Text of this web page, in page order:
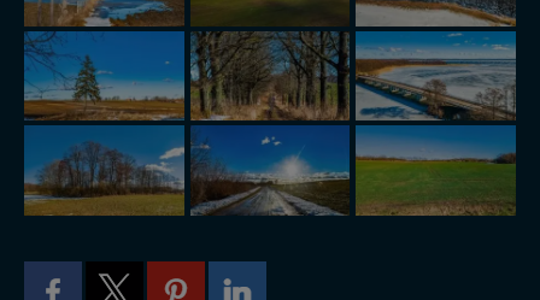
cookies. Twoja przeglądarka umożliwia Ci skasowanie
tych plików - w pewnych przypadkach nie możemy tego
zrobić za Ciebie.
Dziękujemy, i życzmy miłego odkrywania Mazur na
nowo...